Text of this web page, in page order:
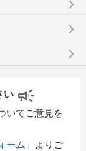
keyboard_arrow_right
keyboard_arrow_right
keyboard_arrow_right
い
いてご意見を
ーム」
よりご